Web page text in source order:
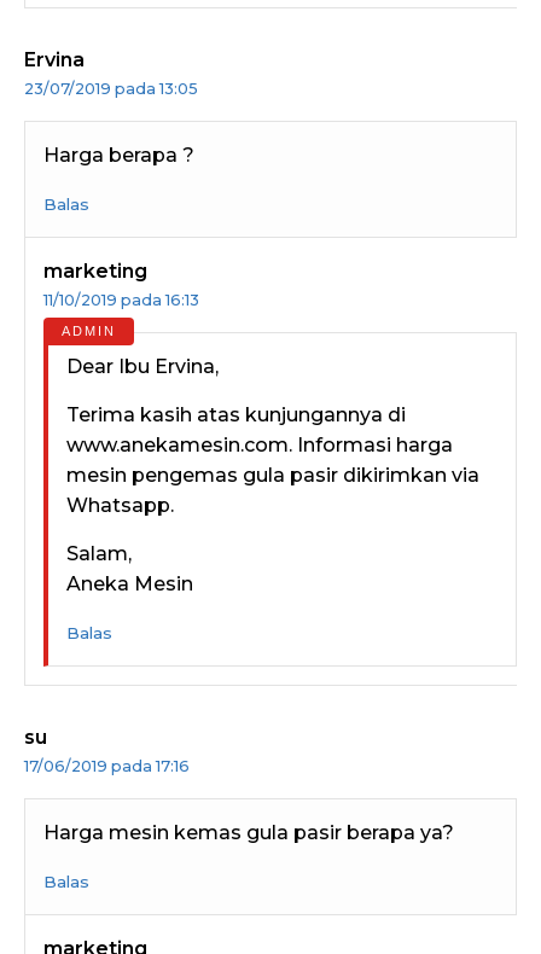
Ervina
23/07/2019 pada 13:05
Harga berapa ?
Balas
marketing
11/10/2019 pada 16:13
Dear Ibu Ervina,
Terima kasih atas kunjungannya di
www.anekamesin.com. Informasi harga
mesin pengemas gula pasir dikirimkan via
Whatsapp.
Salam,
Aneka Mesin
Balas
su
17/06/2019 pada 17:16
Harga mesin kemas gula pasir berapa ya?
Balas
marketing